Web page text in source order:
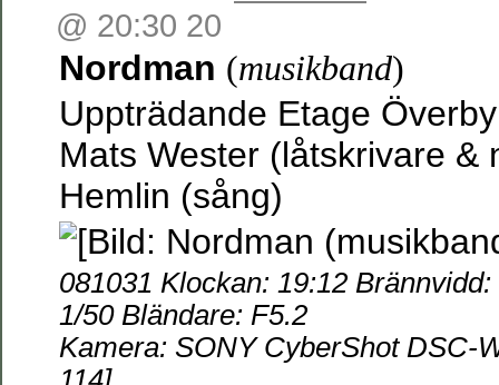
@ 20:30 20
Nordman (musikband)
Uppträdande Etage
Mats Wester (låtskrivare &
Hemlin (sång)
081031 Klockan: 19:12
1/50 Bländare: F5.2
Kamera: SONY CyberShot DSC-